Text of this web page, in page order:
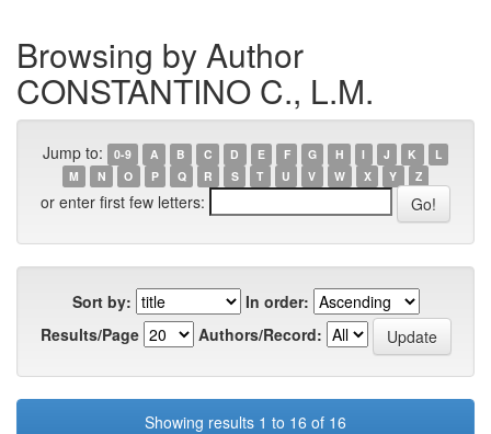
Browsing by Author
CONSTANTINO C., L.M.
Jump to: 0-9 A B C D E F G H I J K
L
M
N O P Q R S T U V W X Y Z
or enter first few letters:
Sort by:
In order:
Results/Page
Authors/Record:
Showing results 1 to 16 of 16